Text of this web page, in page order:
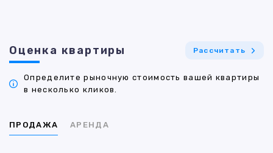
Оценка квартиры Рассчитать
Определите рыночную стоимость вашей квартиры
в несколько кликов.
ПРОДАЖА АРЕНДА